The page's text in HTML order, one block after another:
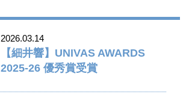
2026.03.14
【細井響】UNIVAS AWARDS
2025-26 優秀賞受賞